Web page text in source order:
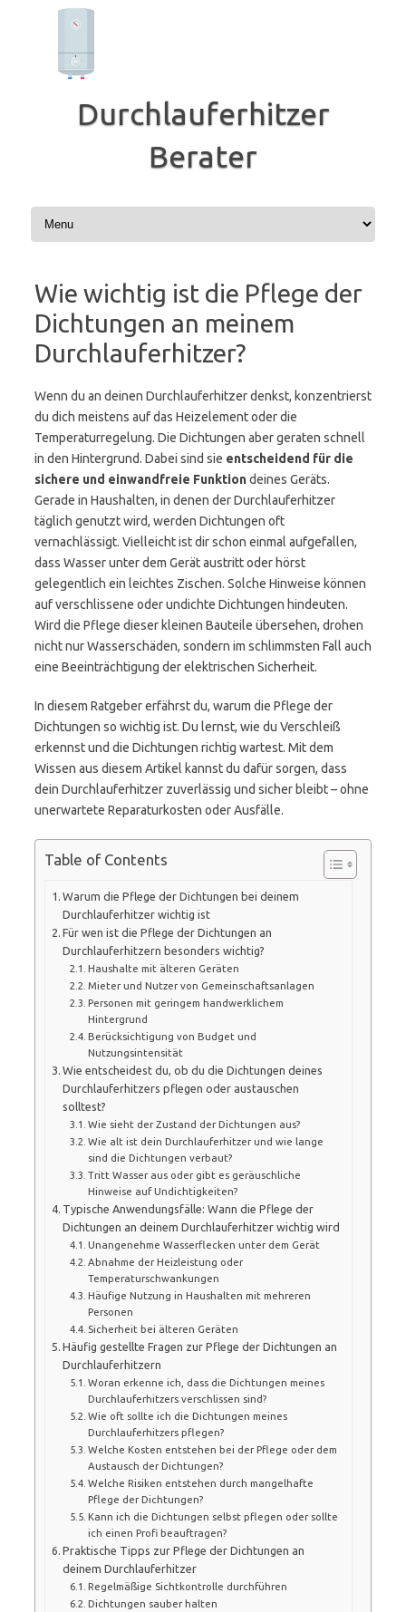
Durchlauferhitzer
Berater
Wie wichtig ist die Pflege der
Dichtungen an meinem
Durchlauferhitzer?
Wenn du an deinen Durchlauferhitzer denkst, konzentrierst
du dich meistens auf das Heizelement oder die
Temperaturregelung. Die Dichtungen aber geraten schnell
in den Hintergrund. Dabei sind sie entscheidend für die
sichere und einwandfreie Funktiondeines Geräts.
Gerade in Haushalten, in denen der Durchlauferhitzer
täglich genutzt wird, werden Dichtungen oft
vernachlässigt. Vielleicht ist dir schon einmal aufgefallen,
dass Wasser unter dem Gerät austritt oder hörst
gelegentlich ein leichtes Zischen. Solche Hinweise können
auf verschlissene oder undichte Dichtungen hindeuten.
Wird die Pflege dieser kleinen Bauteile übersehen, drohen
nicht nur Wasserschäden, sondern im schlimmsten Fall auch
eine Beeinträchtigung der elektrischen Sicherheit.
In diesem Ratgeber erfährst du, warum die Pflege der
Dichtungen so wichtig ist. Du lernst, wie du Verschleiß
erkennst und die Dichtungen richtig wartest. Mit dem
Wissen aus diesem Artikel kannst du dafür sorgen, dass
dein Durchlauferhitzer zuverlässig und sicher bleibt – ohne
unerwartete Reparaturkosten oder Ausfälle.
Table of Contents
Warum die Pflege der Dichtungen bei deinem
Durchlauferhitzer wichtig ist
Für wen ist die Pflege der Dichtungen an
Durchlauferhitzern besonders wichtig?
Haushalte mit älteren Geräten
Mieter und Nutzer von Gemeinschaftsanlagen
Personen mit geringem handwerklichem
Hintergrund
Berücksichtigung von Budget und
Nutzungsintensität
Wie entscheidest du, ob du die Dichtungen deines
Durchlauferhitzers pflegen oder austauschen
solltest?
Wie sieht der Zustand der Dichtungen aus?
Wie alt ist dein Durchlauferhitzer und wie lange
sind die Dichtungen verbaut?
Tritt Wasser aus oder gibt es geräuschliche
Hinweise auf Undichtigkeiten?
Typische Anwendungsfälle: Wann die Pflege der
Dichtungen an deinem Durchlauferhitzer wichtig wird
Unangenehme Wasserflecken unter dem Gerät
Abnahme der Heizleistung oder
Temperaturschwankungen
Häufige Nutzung in Haushalten mit mehreren
Personen
Sicherheit bei älteren Geräten
Häufig gestellte Fragen zur Pflege der Dichtungen an
Durchlauferhitzern
Woran erkenne ich, dass die Dichtungen meines
Durchlauferhitzers verschlissen sind?
Wie oft sollte ich die Dichtungen meines
Durchlauferhitzers pflegen?
Welche Kosten entstehen bei der Pflege oder dem
Austausch der Dichtungen?
Welche Risiken entstehen durch mangelhafte
Pflege der Dichtungen?
Kann ich die Dichtungen selbst pflegen oder sollte
ich einen Profi beauftragen?
Praktische Tipps zur Pflege der Dichtungen an
deinem Durchlauferhitzer
Regelmäßige Sichtkontrolle durchführen
Dichtungen sauber halten